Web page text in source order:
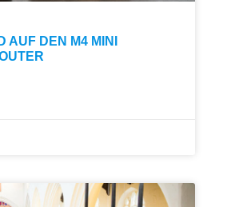
AUF DEN M4 MINI